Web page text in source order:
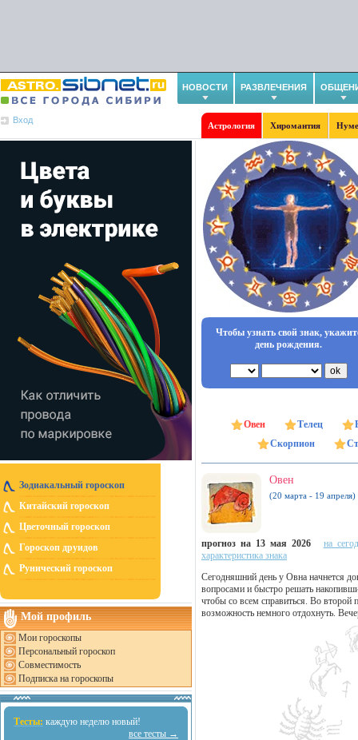
НОВОСТИ РАЗВЛЕЧЕНИЯ
Вход
Астрология Хиромантия
Зодиакальный гороскоп
Китайский гороскоп
Цветочный гороскоп
Гороскоп друидов
Рунический гороскоп
Мой профиль
Мои гороскопы
Персональный гороскоп
Совместимость
Подписка на гороскопы
Тесты: каждую неделю новый!
все тесты →
Чтобы узнать свой знак,
день рождения.
Овен Телец
Скорпион
Овен
(20 марта - 19 апреля)
прогноз на 13 мая 2026
на
характеристика знака
Сегодняшний день у Овна начнется
вопросами и быстро решать
чтобы со всем справиться. Во второй
возможность немного отдохнуть.